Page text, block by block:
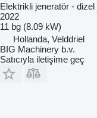
Elektrikli jeneratör - dizel
2022
11 bg (8.09 kW)
Hollanda, Velddriel
BIG Machinery b.v.
Satıcıyla iletişime geç